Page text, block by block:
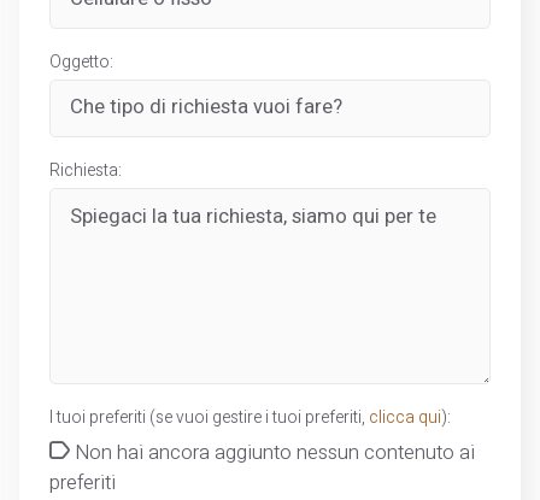
Oggetto:
Richiesta:
I tuoi preferiti (se vuoi gestire i tuoi preferiti, clicca qui):
Non hai ancora aggiunto nessun contenuto ai
preferiti